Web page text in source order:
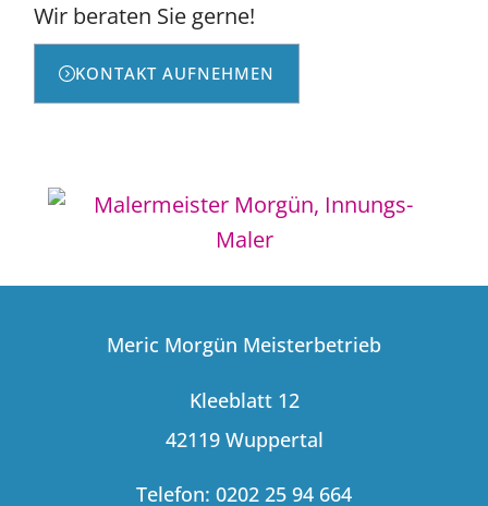
Wir beraten Sie gerne!
KONTAKT AUFNEHMEN
Meric Morgün Meisterbetrieb
Kleeblatt 12
42119 Wuppertal
Telefon: 0202 25 94 664